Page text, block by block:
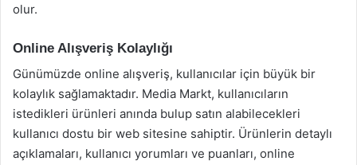
olur.
Online Alışveriş Kolaylığı
Günümüzde online alışveriş, kullanıcılar için büyük bir
kolaylık sağlamaktadır. Media Markt, kullanıcıların
istedikleri ürünleri anında bulup satın alabilecekleri
kullanıcı dostu bir web sitesine sahiptir. Ürünlerin detaylı
açıklamaları, kullanıcı yorumları ve puanları, online